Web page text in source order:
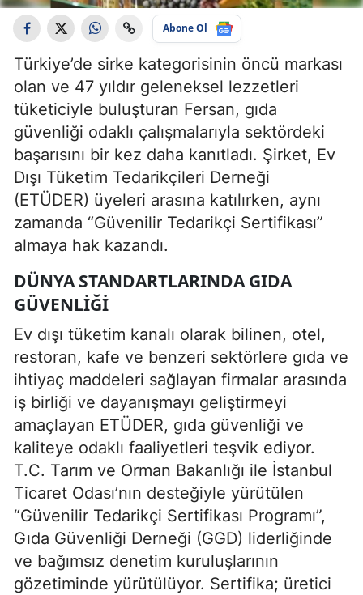
Abone Ol
Türkiye’de sirke kategorisinin öncü markası
olan ve 47 yıldır geleneksel lezzetleri
tüketiciyle buluşturan Fersan, gıda
güvenliği odaklı çalışmalarıyla sektördeki
başarısını bir kez daha kanıtladı. Şirket, Ev
Dışı Tüketim Tedarikçileri Derneği
(ETÜDER) üyeleri arasına katılırken, aynı
zamanda “Güvenilir Tedarikçi Sertifikası”
almaya hak kazandı.
DÜNYA STANDARTLARINDA GIDA
GÜVENLIĞI
Ev dışı tüketim kanalı olarak bilinen, otel,
restoran, kafe ve benzeri sektörlere gıda ve
ihtiyaç maddeleri sağlayan firmalar arasında
iş birliği ve dayanışmayı geliştirmeyi
amaçlayan ETÜDER, gıda güvenliği ve
kaliteye odaklı faaliyetleri teşvik ediyor.
T.C. Tarım ve Orman Bakanlığı ile İstanbul
Ticaret Odası’nın desteğiyle yürütülen
“Güvenilir Tedarikçi Sertifikası Programı”,
Gıda Güvenliği Derneği (GGD) liderliğinde
ve bağımsız denetim kuruluşlarının
gözetiminde yürütülüyor. Sertifika; üretici